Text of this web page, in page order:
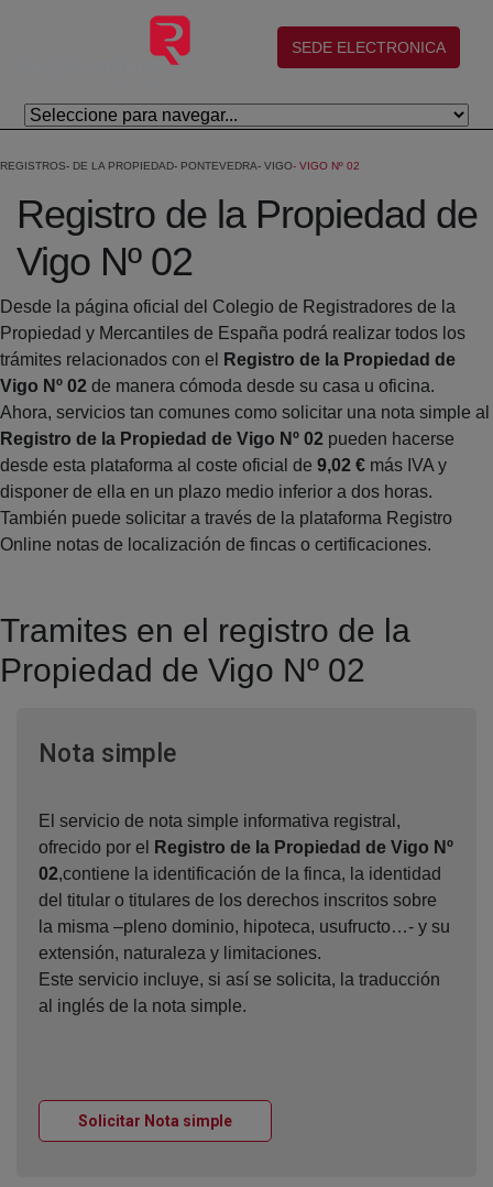
Skip to Main Content
(abre en nueva ventana)
SEDE ELECTRONICA
REGISTROS DE LA PROPIEDAD PONTEVEDRA VIGO VIGO Nº 02
Registro de la Propiedad de
Vigo Nº 02
Desde la página oficial del Colegio de Registradores de la
Propiedad y Mercantiles de España podrá realizar todos los
trámites relacionados con el
Registro de la Propiedad de
Vigo Nº 02 de manera cómoda desde su casa u oficina.
Ahora, servicios tan comunes como solicitar una nota simple al
Registro de la Propiedad de Vigo Nº 02 pueden hacerse
desde esta plataforma al coste oficial de 9,02 € más IVA y
disponer de ella en un plazo medio inferior a dos horas.
También puede solicitar a través de la plataforma Registro
Online notas de localización de fincas o certificaciones.
Tramites en el registro de la
Propiedad de Vigo Nº 02
Nota simpleVentana nueva
El servicio de nota simple informativa registral,
ofrecido por el
Registro de la Propiedad de Vigo Nº
02,contiene la identificación de la finca, la identidad
del titular o titulares de los derechos inscritos sobre
la misma –pleno dominio, hipoteca, usufructo…- y su
extensión, naturaleza y limitaciones.
Este servicio incluye, si así se solicita, la traducción
al inglés de la nota simple.
Solicitar Nota simpleVentana nueva